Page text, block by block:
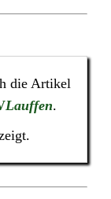
die Artikel
Lauffen.